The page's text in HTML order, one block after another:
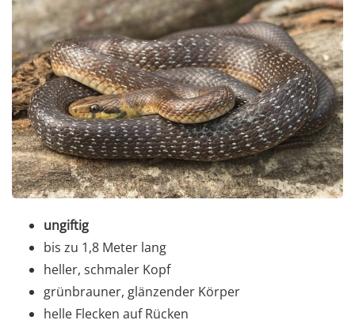
ungiftig
bis zu 1,8 Meter lang
heller, schmaler Kopf
grünbrauner, glänzender Körper
helle Flecken auf Rücken